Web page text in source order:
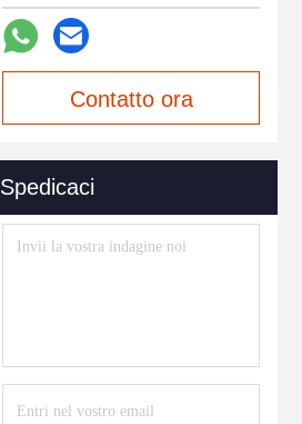
Contatto ora
Spedicaci